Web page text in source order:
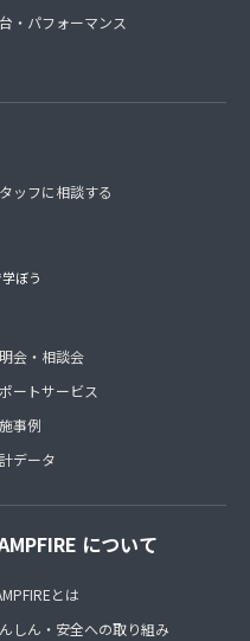
・パフォーマンス
ッフに相談する
ぼう
会・相談会
ートサービス
事例
データ
について
とは
しん・安全への取り組み